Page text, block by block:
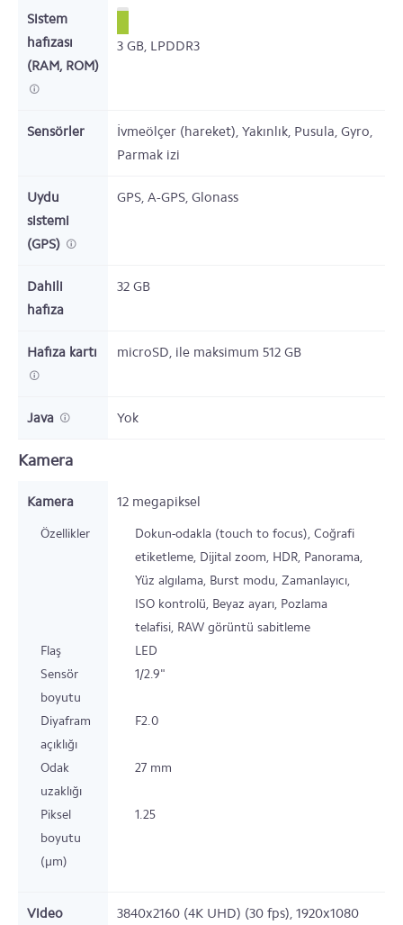
Sistem
hafızası
(RAM, ROM)
3 GB, LPDDR3
Sensörler
İvmeölçer (hareket), Yakınlık, Pusula, Gyro,
Parmak izi
Uydu
sistemi
(GPS)
GPS, A-GPS, Glonass
Dahili
hafıza
32 GB
Hafıza kartı microSD, ile maksimum 512 GB
Java Yok
Kamera
Kamera 12 megapiksel
Özellikler
Dokun-odakla (touch to focus), Coğrafi
etiketleme, Dijital zoom, HDR, Panorama,
Yüz algılama, Burst modu, Zamanlayıcı,
ISO kontrolü, Beyaz ayarı, Pozlama
telafisi, RAW görüntü sabitleme
Flaş
LED
Sensör
boyutu
1/2.9"
Diyafram
açıklığı
F2.0
Odak
uzaklığı
27 mm
Piksel
boyutu
(µm)
1.25
Video
3840x2160 (4K UHD) (30 fps), 1920x1080